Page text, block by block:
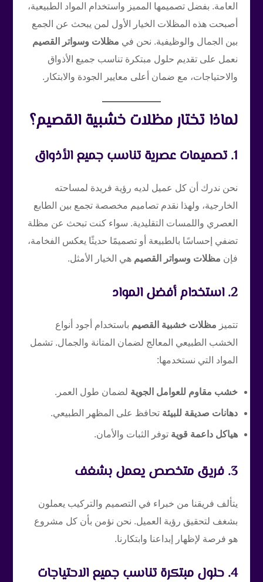
العامة. بفضل تصميمها المميز واستخدام المواد الطبيعية،
أصبحت هذه المظلات الخيار الأول لمن يبحث عن الجمع
بين الجمال والوظيفية. نحن في مظلات وسواتر القصيم
نعمل على تقديم حلول مبتكرة تناسب جميع الأذواق
والاحتياجات، مع ضمان أعلى معايير الجودة والابتكار.
لماذا تختار مظلات خشبية القصيم؟
1. تصميمات عصرية تناسب جميع الأذواق
نحن ندرك أن كل عميل لديه رؤية فريدة لمساحته
الخارجية، ولهذا نقدم تصاميم مخصصة تجمع بين الطابع
العصري واللمسات التقليدية. سواء كنت تبحث عن مظلة
تضفي إحساسًا بالطبيعة أو تصميمًا حديثًا يعكس الفخامة،
فإن مظلات وسواتر القصيم هي الخيار الأمثل.
2. استخدام أفضل المواد
تتميز مظلات خشبية القصيم باستخدام أجود أنواع
الخشب الطبيعي المعالج لضمان المتانة والجمال. تشمل
المواد التي نستخدمها:
خشب مقاوم للعوامل الجوية لضمان طول العمر.
دهانات صديقة للبيئة تحافظ على المظهر الطبيعي.
هياكل داعمة قوية توفر الثبات والأمان.
3. فريق متخصص يعمل بشغف
يتألف فريقنا من خبراء في التصميم والتركيب يعملون
بشغف لتحقيق رؤية العميل. نحن نؤمن بأن كل مشروع
هو فرصة لإظهار إبداعنا وابتكارنا.
4. حلول مبتكرة تناسب جميع الاحتياجات